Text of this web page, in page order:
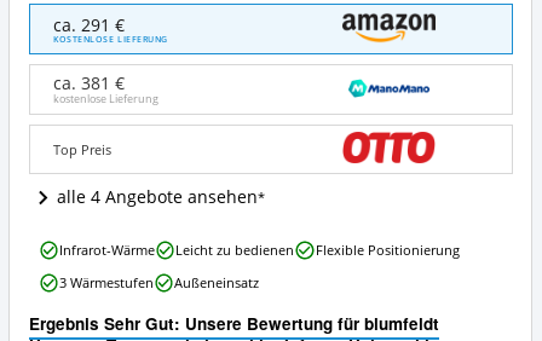
blumfeldt
Heatspot
Terrassenheizstrahler
Infrarot-
Heizstrahler
Angebote:
dieser
Infrarot-
erhältlich?
ca. 291 €
KOSTENLOSE LIEFERUNG
ca. 381 €
kostenlose Lieferung
Top Preis
alle 4 Angebote ansehen
Ergebnis Sehr Gut: Unsere Bewertung für blumfeldt
blumfeldt
Heatspot
Terrassenheizstrahler
Heizstrahler
Infrarot-Wärme Leicht zu bedienen
Flexible Positionierung
3 Wärmestufen
Außeneinsatz